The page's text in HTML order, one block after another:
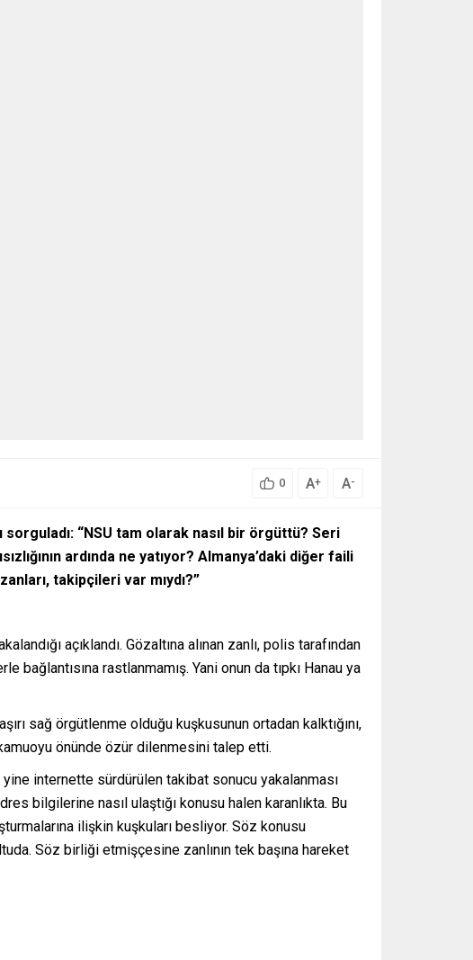
0 A+ A-
sorguladı: “NSU tam olarak nasıl bir örgüttü? Seri
ardında ne yatıyor? Almanya’daki diğer faili
takipçileri var mıydı?”
açıklandı. Gözaltına alınan zanlı, polis tarafından
bağlantısına rastlanmamış. Yani onun da tıpkı Hanau ya
sağ örgütlenme olduğu kuşkusunun ortadan kalktığını,
önünde özür dilenmesini talep etti.
internette sürdürülen takibat sonucu yakalanması
bilgilerine nasıl ulaştığı konusu halen karanlıkta. Bu
ilişkin kuşkuları besliyor. Söz konusu
Söz birliği etmişçesine zanlının tek başına hareket